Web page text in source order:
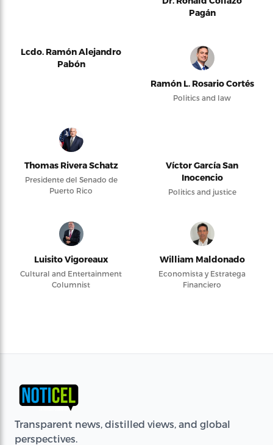
Pagán
Lcdo. Ramón Alejandro
Pabón
Ramón L. Rosario Cortés
Politics and law
Thomas Rivera Schatz
Presidente del Senado de
Puerto Rico
Víctor García San
Inocencio
Politics and justice
Luisito Vigoreaux
Cultural and Entertainment
Columnist
William Maldonado
Economista y Estratega
Financiero
Transparent news, distilled views, and global
perspectives.